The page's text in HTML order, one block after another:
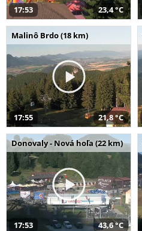
17:53 23,4 °C
Malinô Brdo (18 km)
17:55 21,8 °C
Donovaly - Nová hoľa (22 km)
17:53 43,6 °C